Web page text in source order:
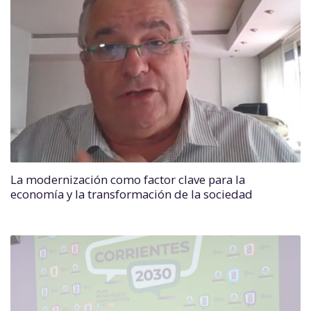
La modernización como factor clave para la
economía y la transformación de la sociedad